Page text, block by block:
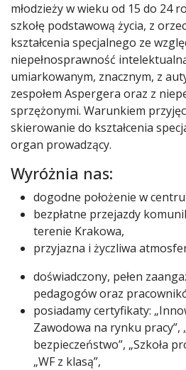
młodzieży w wieku od 15 do 24
szkołę podstawową życia, z
kształcenia specjalnego ze
niepełnosprawność
umiarkowanym, znacznym, z
zespołem Aspergera oraz z
sprzężonymi. Warunkiem
skierowanie do kształcenia
organ prowadzący.
Wyróżnia nas:
dogodne położenie w
bezpłatne przejazdy
terenie Krakowa,
przyjazna i życzliwa
doświadczony, pełen
pedagogów oraz
posiadamy certyfikaty:
Zawodowa na rynku pracy”,
bezpieczeństwo”, „Szkoła
„WF z klasą”,